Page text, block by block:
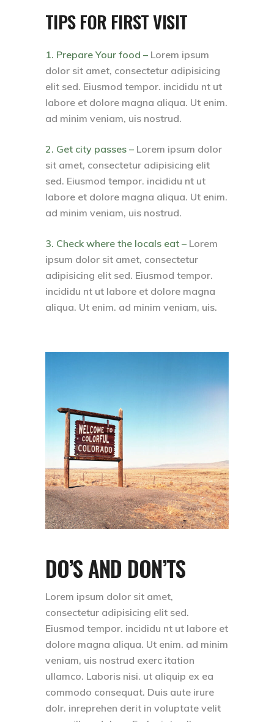
TIPS FOR FIRST VISIT
1. Prepare Your food – Lorem ipsum
dolor sit amet, consectetur adipisicing
elit sed. Eiusmod tempor. incididu nt ut
labore et dolore magna aliqua. Ut enim.
ad minim veniam, uis nostrud.
2. Get city passes – Lorem ipsum dolor
sit amet, consectetur adipisicing elit
sed. Eiusmod tempor. incididu nt ut
labore et dolore magna aliqua. Ut enim.
ad minim veniam, uis nostrud.
3. Check where the locals eat – Lorem
ipsum dolor sit amet, consectetur
adipisicing elit sed. Eiusmod tempor.
incididu nt ut labore et dolore magna
aliqua. Ut enim. ad minim veniam, uis.
DO’S AND DON’TS
Lorem ipsum dolor sit amet,
consectetur adipisicing elit sed.
Eiusmod tempor. incididu nt ut labore et
dolore magna aliqua. Ut enim. ad minim
veniam, uis nostrud exerc itation
ullamco. Laboris nisi. ut aliquip ex ea
commodo consequat. Duis aute irure
dolr. inreprehen derit in voluptate velit